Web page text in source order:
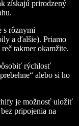
získajú prirodzený
s rôznymi
a ďalšie). Priamo
takmer okamžite.
rýchlosť
alebo si ho
je možnosť uložiť
pripojenia na